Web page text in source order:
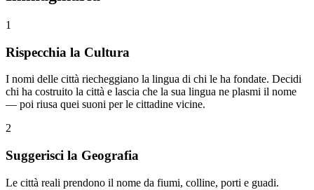
1
Rispecchia la Cultura
I nomi delle città riecheggiano la lingua di chi le ha fondate. Decidi
chi ha costruito la città e lascia che la sua lingua ne plasmi il nome
— poi riusa quei suoni per le cittadine vicine.
2
Suggerisci la Geografia
Le città reali prendono il nome da fiumi, colline, porti e guadi.